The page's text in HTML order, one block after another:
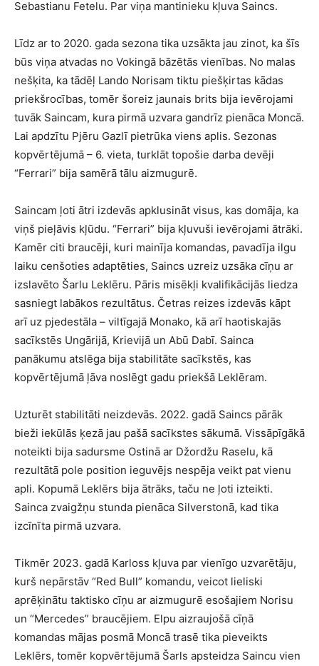
Sebastianu Fetelu. Par viņa mantinieku kļuva Saincs.
Līdz ar to 2020. gada sezona tika uzsākta jau zinot, ka šīs
būs viņa atvadas no Vokingā bāzētās vienības. No malas
nešķita, ka tādēļ Lando Norisam tiktu piešķirtas kādas
priekšrocības, tomēr šoreiz jaunais brits bija ievērojami
tuvāk Saincam, kura pirmā uzvara gandrīz pienāca Moncā.
Lai apdzītu Pjēru Gazlī pietrūka viens aplis. Sezonas
kopvērtējumā – 6. vieta, turklāt topošie darba devēji
“Ferrari” bija samērā tālu aizmugurē.
Saincam ļoti ātri izdevās apklusināt visus, kas domāja, ka
viņš pieļāvis kļūdu. “Ferrari” bija kļuvuši ievērojami ātrāki.
Kamēr citi braucēji, kuri mainīja komandas, pavadīja ilgu
laiku cenšoties adaptēties, Saincs uzreiz uzsāka cīņu ar
izslavēto Šarlu Leklēru. Pāris misēkļi kvalifikācijās liedza
sasniegt labākos rezultātus. Četras reizes izdevās kāpt
arī uz pjedestāla – viltīgajā Monako, kā arī haotiskajās
sacīkstēs Ungārijā, Krievijā un Abū Dabī. Sainca
panākumu atslēga bija stabilitāte sacīkstēs, kas
kopvērtējumā ļāva noslēgt gadu priekšā Leklēram.
Uzturēt stabilitāti neizdevās. 2022. gadā Saincs pārāk
bieži iekūlās ķezā jau pašā sacīkstes sākumā. Vissāpīgākā
noteikti bija sadursme Ostinā ar Džordžu Raselu, kā
rezultātā pole position ieguvējs nespēja veikt pat vienu
apli. Kopumā Leklērs bija ātrāks, taču ne ļoti izteikti.
Sainca zvaigžņu stunda pienāca Silverstonā, kad tika
izcīnīta pirmā uzvara.
Tikmēr 2023. gadā Karloss kļuva par vienīgo uzvarētāju,
kurš nepārstāv “Red Bull” komandu, veicot lieliski
aprēķinātu taktisko cīņu ar aizmugurē esošajiem Norisu
un “Mercedes” braucējiem. Elpu aizraujošā cīņā
komandas mājas posmā Moncā trasē tika pieveikts
Leklērs, tomēr kopvērtējumā Šarls apsteidza Saincu vien